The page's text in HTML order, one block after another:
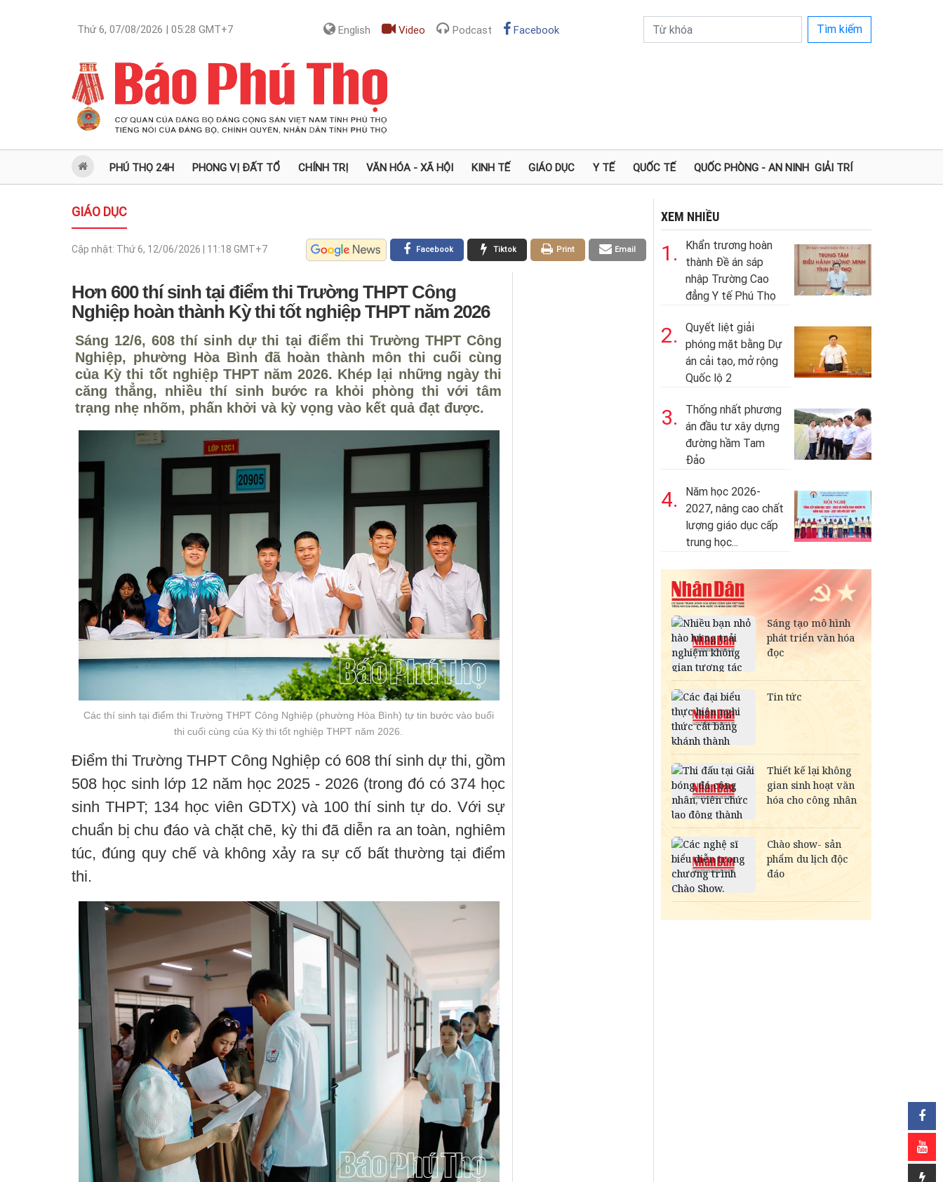
Thứ 6, 07/08/2026 | 05:28 GMT+7 English Video Podcast Facebook Tìm kiếm
PHÚ THỌ 24H PHONG VỊ ĐẤT TỔ CHÍNH TRỊ VĂN HÓA - XÃ HỘI KINH TẾ GIÁO DỤC Y TẾ QUỐC TẾ QUỐC PHÒNG - AN NINH GIẢI TRÍ
GIÁO DỤC
Cập nhật: Thứ 6, 12/06/2026 | 11:18 GMT+7 Email
Print
Tiktok
Facebook
Hơn 600 thí sinh tại điểm thi Trường THPT Công
Nghiệp hoàn thành Kỳ thi tốt nghiệp THPT năm 2026
Sáng 12/6, 608 thí sinh dự thi tại điểm thi Trường THPT Công
Nghiệp, phường Hòa Bình đã hoàn thành môn thi cuối cùng
của Kỳ thi tốt nghiệp THPT năm 2026. Khép lại những ngày thi
căng thẳng, nhiều thí sinh bước ra khỏi phòng thi với tâm
trạng nhẹ nhõm, phấn khởi và kỳ vọng vào kết quả đạt được.
Các thí sinh tại điểm thi Trường THPT Công Nghiệp (phường Hòa Bình) tự tin bước vào buổi
thi cuối cùng của Kỳ thi tốt nghiệp THPT năm 2026.
Điểm thi Trường THPT Công Nghiệp có 608 thí sinh dự thi, gồm
508 học sinh lớp 12 năm học 2025 - 2026 (trong đó có 374 học
sinh THPT; 134 học viên GDTX) và 100 thí sinh tự do. Với sự
chuẩn bị chu đáo và chặt chẽ, kỳ thi đã diễn ra an toàn, nghiêm
túc, đúng quy chế và không xảy ra sự cố bất thường tại điểm
thi.
XEM NHIỀU
1.
Khẩn trương hoàn
thành Đề án sáp
nhập Trường Cao
đẳng Y tế Phú Thọ
2.
Quyết liệt giải
phóng mặt bằng Dự
án cải tạo, mở rộng
Quốc lộ 2
3.
Thống nhất phương
án đầu tư xây dựng
đường hầm Tam
Đảo
4.
Năm học 2026-
2027, nâng cao chất
lượng giáo dục cấp
trung học...